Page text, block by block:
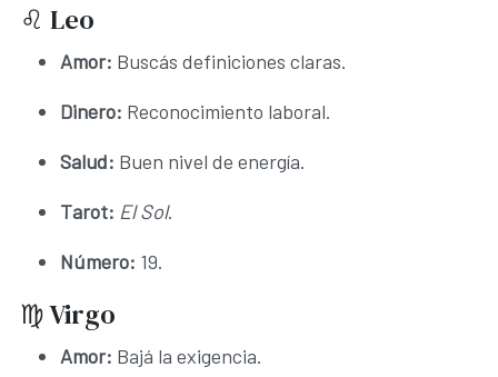
♌ Leo
Amor: Buscás definiciones claras.
Dinero: Reconocimiento laboral.
Salud: Buen nivel de energía.
Tarot: El Sol.
Número: 19.
♍ Virgo
Amor: Bajá la exigencia.